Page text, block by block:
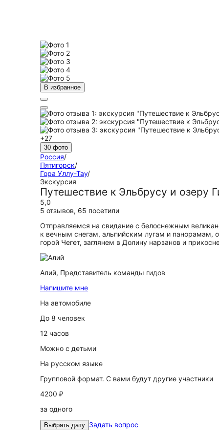
В избранное
+27
30 фото
Россия/
Пятигорск/
Гора Уллу-Тау/
Экскурсия
Путешествие к Эльбрусу и озеру
5,0
5 отзывов, 65 посетили
Отправляемся на свидание с белоснежным
к вечным снегам, альпийским лугам и панорамам,
горой Чегет, заглянем в Долину нарзанов и
Алий, Представитель команды гидов
Напишите мне
На автомобиле
До 8 человек
12 часов
Можно с детьми
На русском языке
Групповой формат. С вами будут другие участники
4200 ₽
за одного
Выбрать дату Задать вопрос